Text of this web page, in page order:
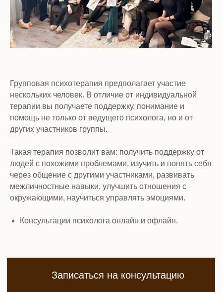
Групповая психотерапия предполагает участие
нескольких человек. В отличие от индивидуальной
терапии вы получаете поддержку, понимание и
помощь не только от ведущего психолога, но и от
других участников группы.
Такая терапия позволит вам: получить поддержку от
людей с похожими проблемами, изучить и понять себя
через общение с другими участниками, развивать
межличностные навыки, улучшить отношения с
окружающими, научиться управлять эмоциями.
Консультации психолога онлайн и офлайн.